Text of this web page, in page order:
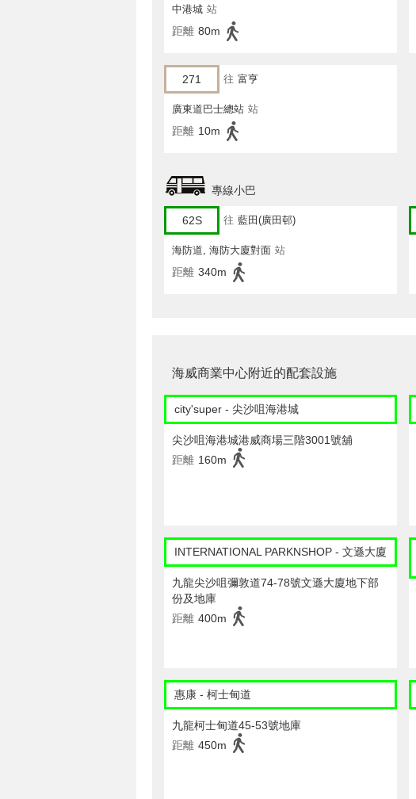
中港城 站
距離 80m
271 往 富亨
廣東道巴士總站 站
距離 10m
專線小巴
62S 往 藍田(廣田邨)
海防道, 海防大廈對面 站
距離 340m
海威商業中心附近的配套設施
city'super - 尖沙咀海港城
尖沙咀海港城港威商場三階3001號舖
距離 160m
INTERNATIONAL PARKNSHOP - 文遜大廈
九龍尖沙咀彌敦道74-78號文遜大廈地下部
份及地庫
距離 400m
惠康 - 柯士甸道
九龍柯士甸道45-53號地庫
距離 450m